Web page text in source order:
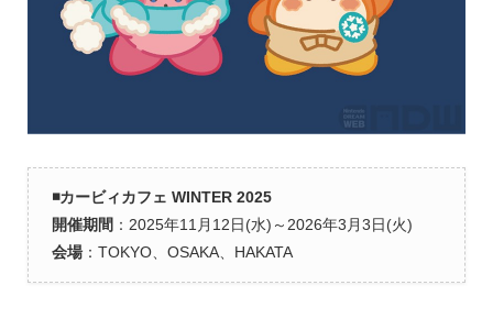
◾️カービィカフェ WINTER 2025
開催期間 ：2025年11月12日(水)～2026年3月3日(火)
会場：TOKYO、OSAKA、HAKATA